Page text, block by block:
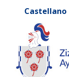
Castellano